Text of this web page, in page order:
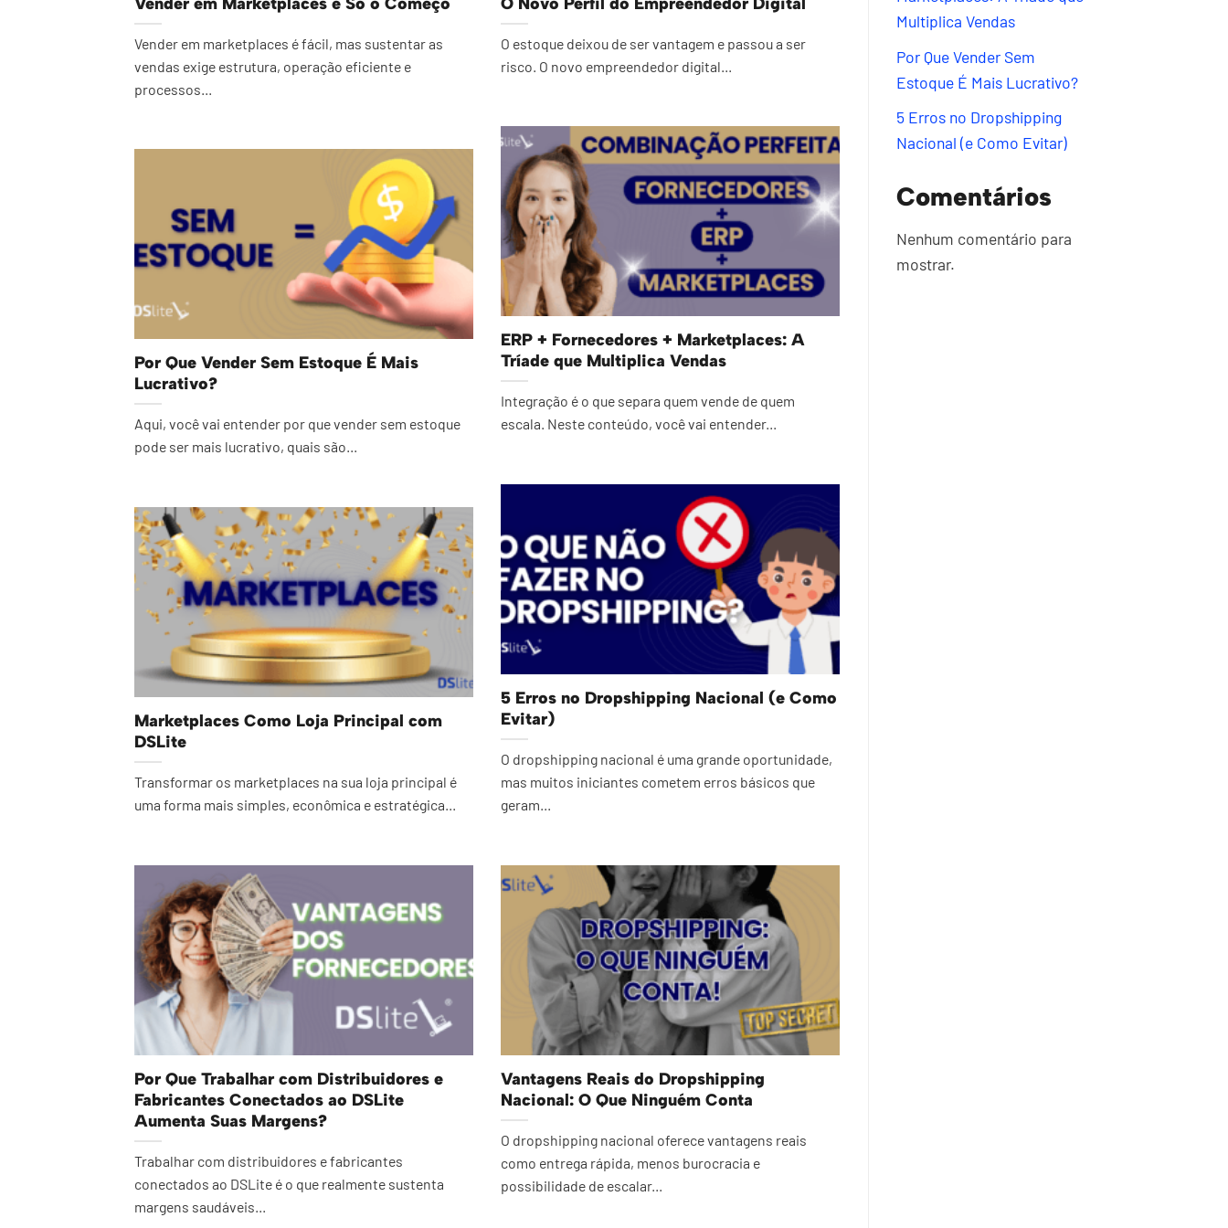
Vender em marketplaces é fácil, mas sustentar as
vendas exige estrutura, operação eficiente e
processos...
O estoque deixou de ser vantagem e passou a ser
risco. O novo empreendedor digital...
ERP + Fornecedores + Marketplaces: A
Tríade que Multiplica Vendas
Integração é o que separa quem vende de quem
escala. Neste conteúdo, você vai entender...
Por Que Vender Sem Estoque É Mais
Lucrativo?
Aqui, você vai entender por que vender sem estoque
pode ser mais lucrativo, quais são...
5 Erros no Dropshipping Nacional (e Como
Evitar)
O dropshipping nacional é uma grande oportunidade,
mas muitos iniciantes cometem erros básicos que
geram...
Marketplaces Como Loja Principal com
DSLite
Transformar os marketplaces na sua loja principal é
uma forma mais simples, econômica e estratégica...
Por Que Trabalhar com Distribuidores e
Fabricantes Conectados ao DSLite
Aumenta Suas Margens?
Trabalhar com distribuidores e fabricantes
conectados ao DSLite é o que realmente sustenta
margens saudáveis...
Vantagens Reais do Dropshipping
Nacional: O Que Ninguém Conta
O dropshipping nacional oferece vantagens reais
como entrega rápida, menos burocracia e
possibilidade de escalar...
Multiplica Vendas
Por Que Vender Sem
Estoque É Mais Lucrativo?
5 Erros no Dropshipping
Nacional (e Como Evitar)
Comentários
Nenhum comentário para
mostrar.